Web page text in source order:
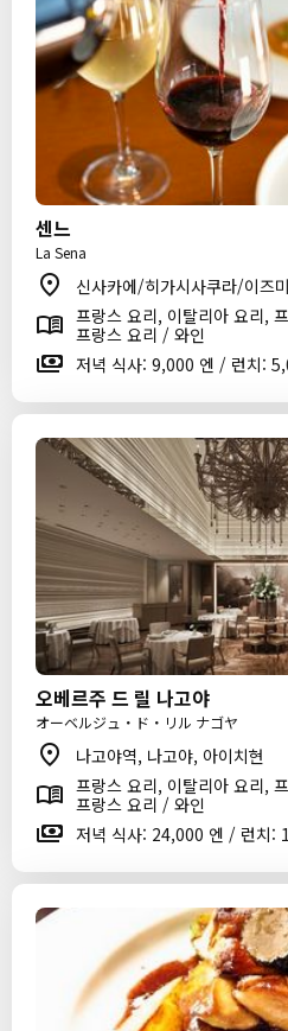
센느
La Sena
신사카에/히가시사쿠라/이즈
프랑스 요리, 이탈리아 요리,
프랑스 요리 / 와인
저녁 식사: 9,000 엔 / 런치:
오베르주 드 릴 나고야
オーベルジュ・ド・リル ナゴヤ
나고야역, 나고야, 아이치현
프랑스 요리, 이탈리아 요리,
프랑스 요리 / 와인
저녁 식사: 24,000 엔 / 런치: